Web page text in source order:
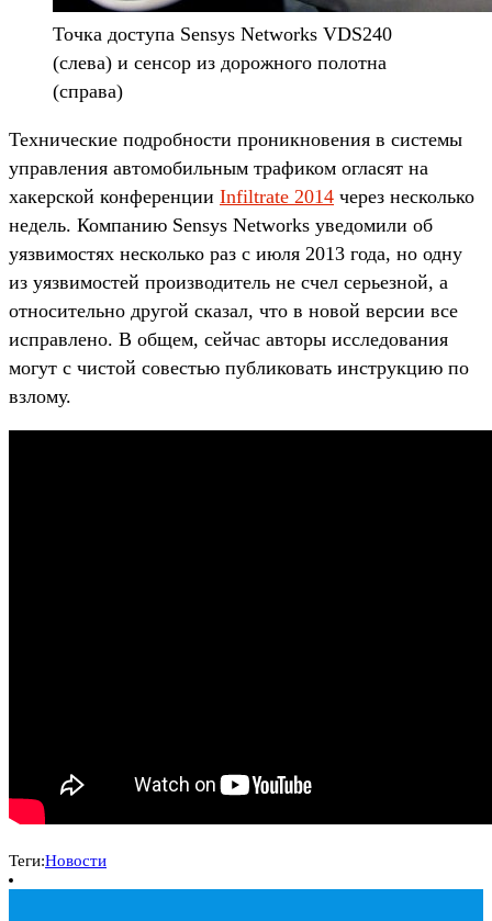
Точка доступа Sensys Networks VDS240
(слева) и сенсор из дорожного полотна
(справа)
Технические подробности проникновения в системы
управления автомобильным трафиком огласят на
хакерской конференции Infiltrate 2014 через несколько
недель. Компанию Sensys Networks уведомили об
уязвимостях несколько раз с июля 2013 года, но одну
из уязвимостей производитель не счел серьезной, а
относительно другой сказал, что в новой версии все
исправлено. В общем, сейчас авторы исследования
могут с чистой совестью публиковать инструкцию по
взлому.
Теги:Новости